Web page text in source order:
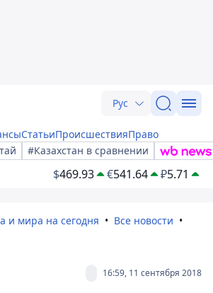
Рус
СтатьиПроисшествияПраво
#Казахстан в сравнении
$469.93 €541.64 ₽5.71
и мира на сегодня
Все новости
16:59, 11 сентября 2018